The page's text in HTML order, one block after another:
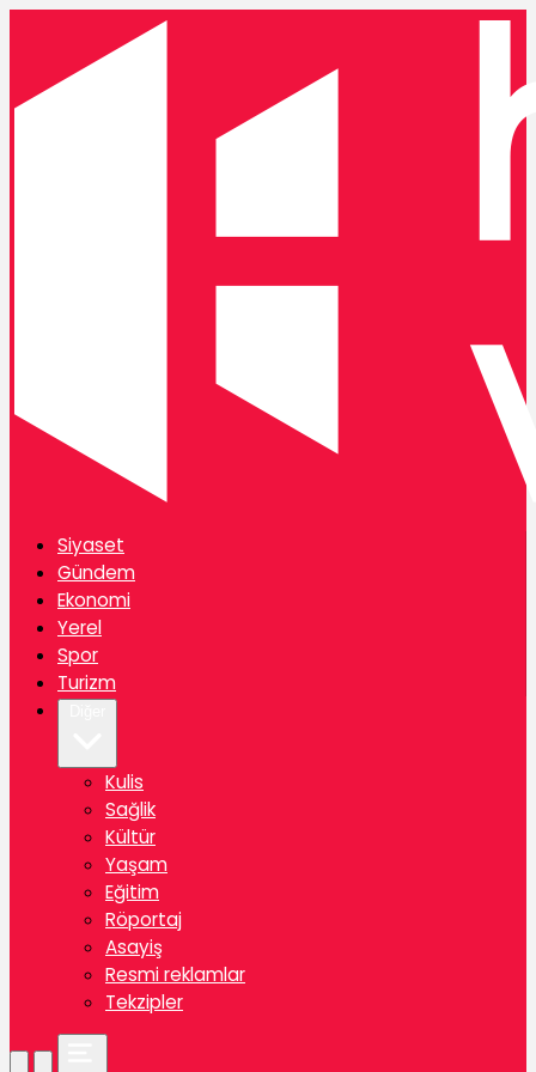
Siyaset
Gündem
Ekonomi
Yerel
Spor
Turizm
Kulis
Sağlik
Kültür
Yaşam
Eğitim
Röportaj
Asayiş
Resmi reklamlar
Tekzipler